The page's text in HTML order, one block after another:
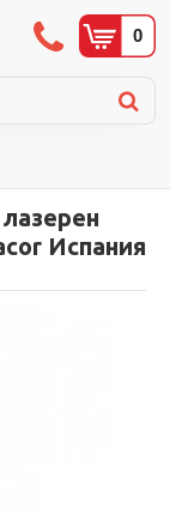
0
Испания